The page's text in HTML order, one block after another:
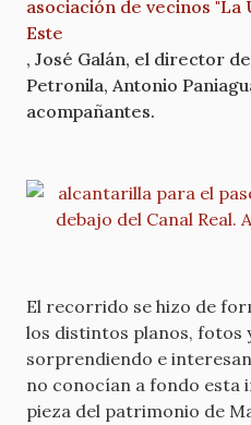
asociación de vecinos "La
Este
, José Galán, el director
Petronila, Antonio
acompañantes.
El recorrido se hizo de
los distintos planos, fotos
sorprendiendo e
no conocían a fondo esta
pieza del patrimonio de